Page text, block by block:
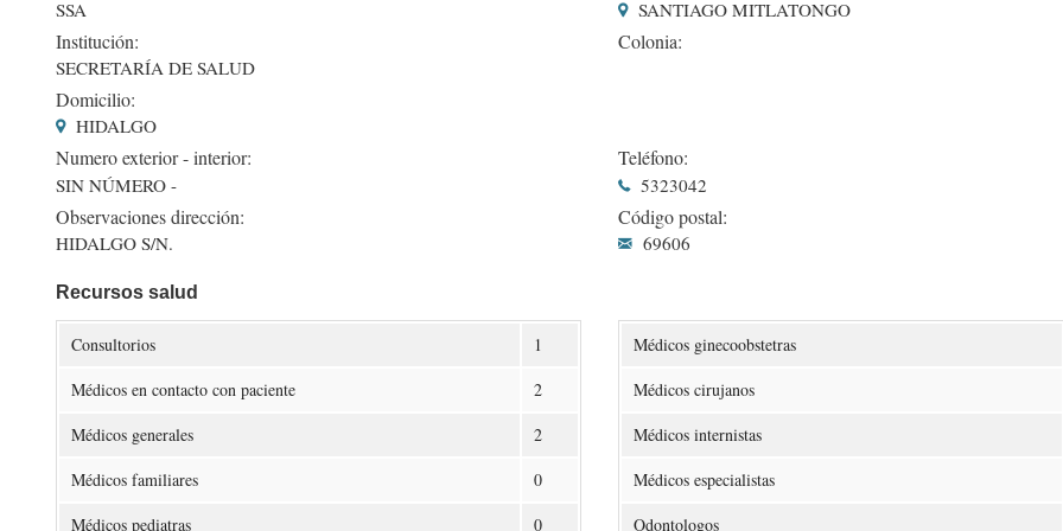
SSA
Institución:
SECRETARÍA DE SALUD
SANTIAGO MITLATONGO
Colonia:
Domicilio:
HIDALGO
Numero exterior - interior:
SIN NÚMERO -
Observaciones dirección:
HIDALGO S/N.
Teléfono:
5323042
Código postal:
69606
Recursos salud
Consultorios
1
Médicos en contacto con paciente
2
Médicos generales
2
Médicos familiares
0
Médicos pediatras
0
Médicos ginecoobstetras
Médicos cirujanos
Médicos internistas
Médicos especialistas
Odontologos